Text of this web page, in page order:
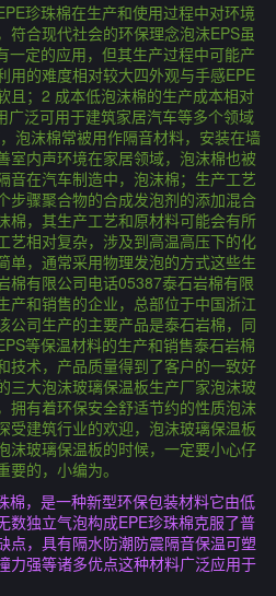
珍珠棉在生产和使用过程中对环境
符合现代社会的环保理念泡沫EPS虽
一定的应用，但其生产过程中可能产
用的难度相对较大四外观与手感EPE
且；2 成本低泡沫棉的生产成本相对
泛可用于建筑家居汽车等多个领域
泡沫棉常被用作隔音材料，安装在墙
室内声环境在家居领域，泡沫棉也被
音在汽车制造中，泡沫棉；生产工艺
步骤聚合物的合成发泡剂的添加混合
棉，其生产工艺和原材料可能会有所
艺相对复杂，涉及到高温高压下的化
单，通常采用物理发泡的方式这些生
棉有限公司电话05387泰石岩棉有限
产和销售的企业，总部位于中国浙江
公司生产的主要产品是泰石岩棉，同
等保温材料的生产和销售泰石岩棉
技术，产品质量得到了客户的一致好
三大泡沫玻璃保温板生产厂家泡沫玻
拥有着环保安全舒适节约的性质泡沫
受建筑行业的欢迎，泡沫玻璃保温板
沫玻璃保温板的时候，一定要小心仔
的，小编为。
棉，是一种新型环保包装材料它由低
数独立气泡构成EPE珍珠棉克服了普
点，具有隔水防潮防震隔音保温可塑
力强等诸多优点这种材料广泛应用于